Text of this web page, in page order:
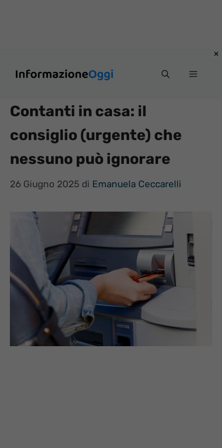
Menu
Contanti in casa: il
consiglio (urgente) che
nessuno può ignorare
26 Giugno 2025 di Emanuela Ceccarelli